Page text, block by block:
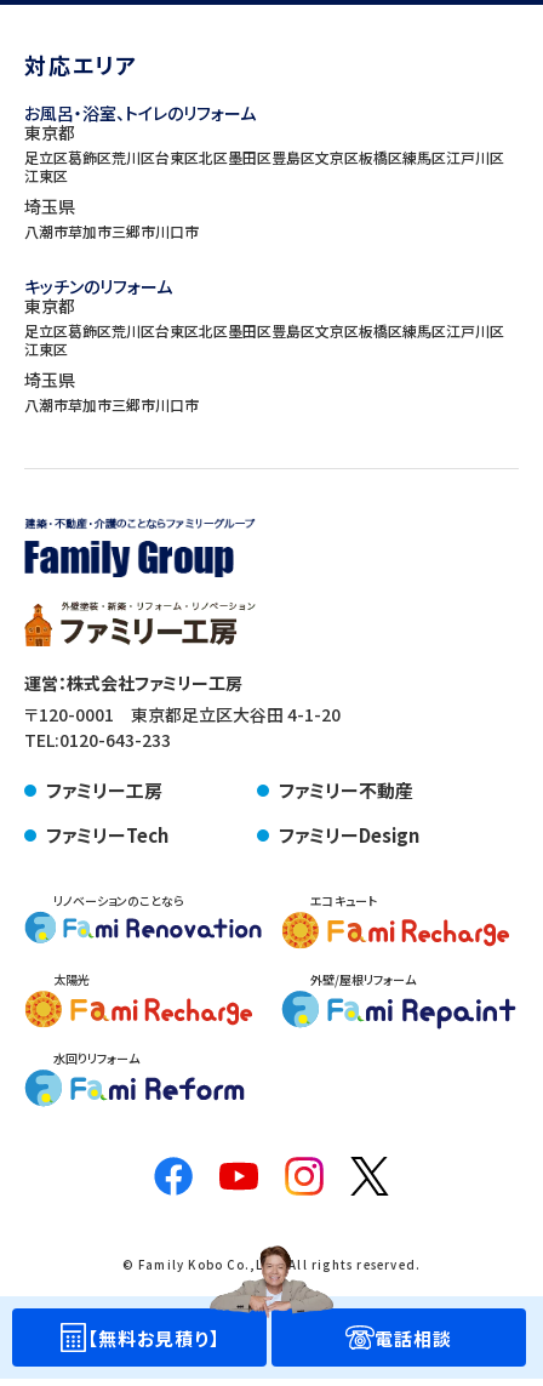
対応エリア
お風呂・浴室、トイレのリフォーム
東京都
足立区葛飾区荒川区台東区北区墨田区豊島区文京区板橋区練馬区江戸川区
江東区
埼玉県
八潮市草加市三郷市川口市
キッチンのリフォーム
東京都
足立区葛飾区荒川区台東区北区墨田区豊島区文京区板橋区練馬区江戸川区
江東区
埼玉県
八潮市草加市三郷市川口市
運営：株式会社ファミリー工房
〒120-0001 東京都足立区大谷田 4-1-20
TEL:0120-643-233
ファミリー工房
ファミリー不動産
ファミリーTech
ファミリーDesign
リノベーションのことなら エコキュート
太陽光 外壁/屋根リフォーム
水回りリフォーム
© Family Kobo Co.,Ltd. All rights reserved.
【無料お見積り】 電話相談